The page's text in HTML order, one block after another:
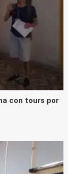
con tours por